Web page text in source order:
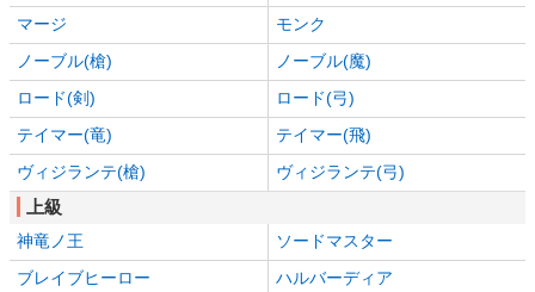
マージ
モンク
ノーブル(槍)
ノーブル(魔)
ロード(剣)
ロード(弓)
テイマー(竜)
テイマー(飛)
ヴィジランテ(槍)
ヴィジランテ(弓)
上級
神竜ノ王
ソードマスター
ブレイブヒーロー
ハルバーディア